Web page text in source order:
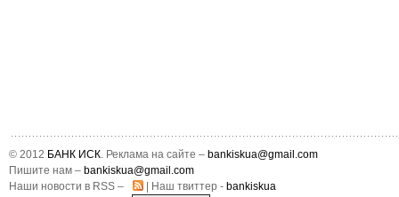
© 2012 БАНК ИСК. Реклама на сайте – bankiskua@gmail.com
Пишите нам – bankiskua@gmail.com
Наши новости в RSS –
| Наш твиттер - bankiskua